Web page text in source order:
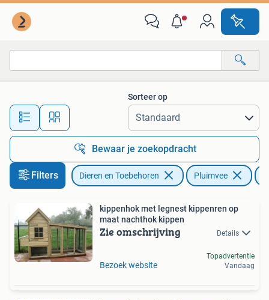
Alle afstanden…
Sorteer op
Bewaar je zoekopdracht
Filters Dieren en Toebehoren Pluimvee
kippenhok met legnest kippenren op
maat nachthok kippen
Zie omschrijving Details
Bezoek website
Topadvertentie
Vandaag